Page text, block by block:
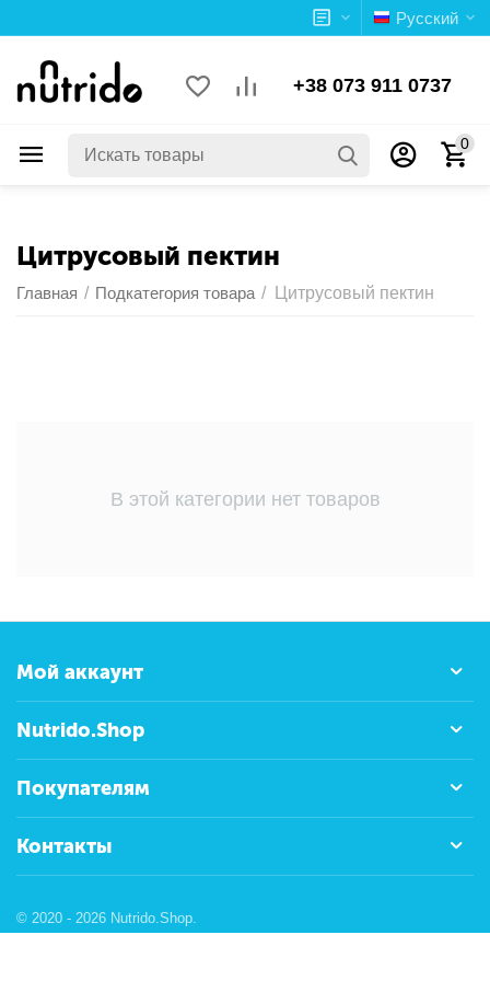
Русский
+38 073 911 0737
0
Цитрусовый пектин
Главная / Подкатегория товара / Цитрусовый пектин
В этой категории нет товаров
Мой аккаунт
Nutrido.Shop
Покупателям
Контакты
© 2020 - 2026 Nutrido.Shop.